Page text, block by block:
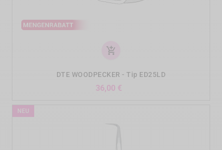
add_shopping_cart
DTE WOODPECKER - Tip ED25LD
36,00 €
NEU